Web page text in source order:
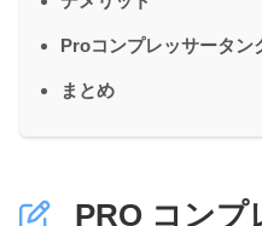
Proコンプレッサータン
まとめ
PRO コンプ